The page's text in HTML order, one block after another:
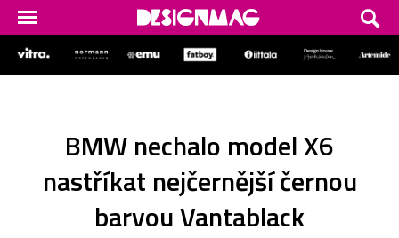
BMW nechalo model X6
nastříkat nejčernější černou
barvou Vantablack